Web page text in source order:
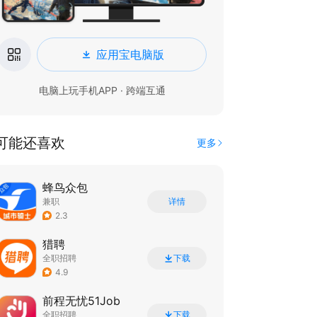
应用宝电脑版
电脑上玩手机APP · 跨端互通
能还喜欢 更多
蜂鸟众包
兼职
2.3
详情
猎聘
全职招聘
4.9
下载
前程无忧51Job
全职招聘 下载